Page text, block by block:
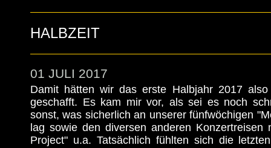
HALBZEIT
01 JULI 2017
Damit hätten wir das erste Halbjahr 2017
geschafft. Es kam mir vor, als sei es noch
sonst, was sicherlich an unserer fünfwöchigen
lag sowie den diversen anderen Konzertreisen
Project" u.a. Tatsächlich fühlten sich die